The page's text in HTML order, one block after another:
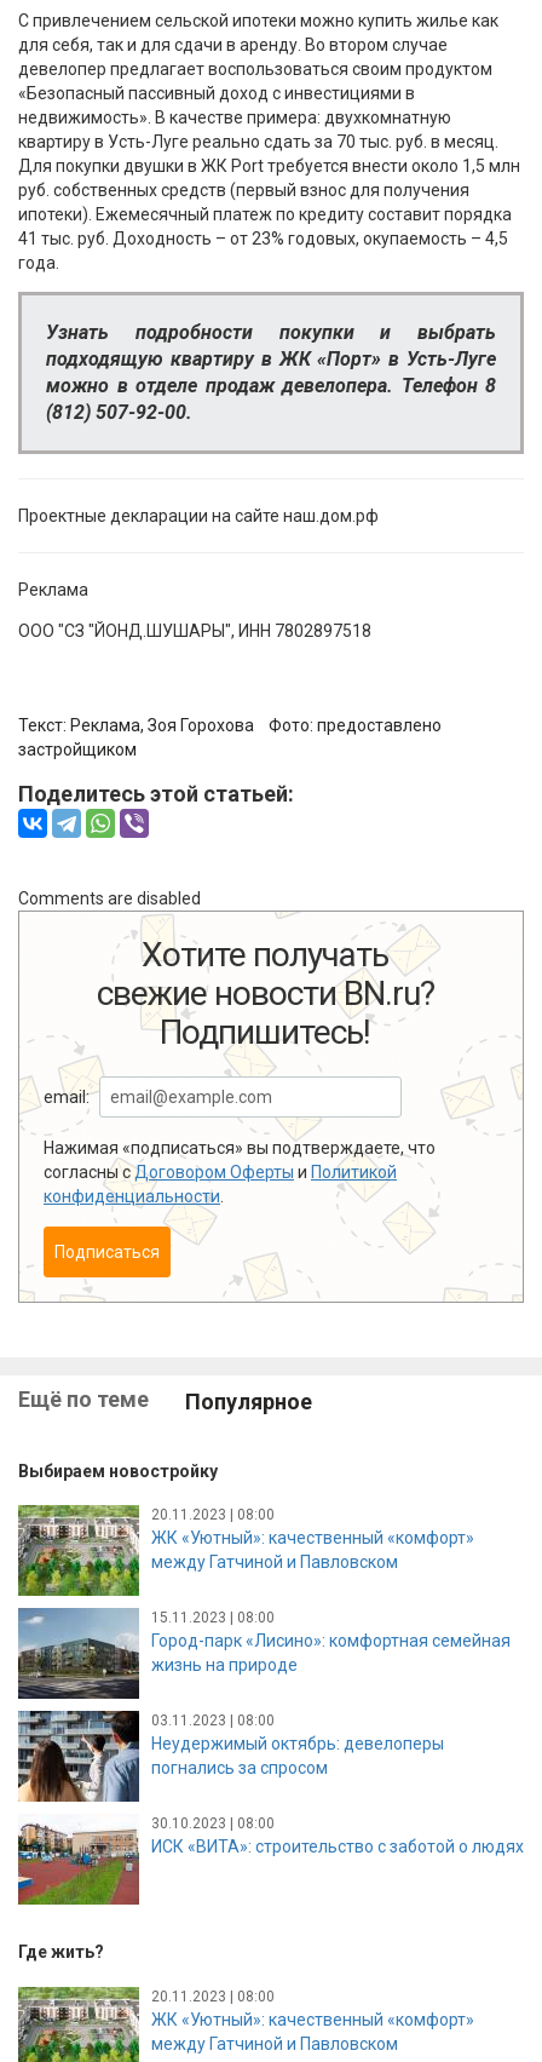
С привлечением сельской ипотеки можно купить жилье как
для себя, так и для сдачи в аренду. Во втором случае
девелопер предлагает воспользоваться своим продуктом
«Безопасный пассивный доход с инвестициями в
недвижимость». В качестве примера: двухкомнатную
квартиру в Усть-Луге реально сдать за 70 тыс. руб. в месяц.
Для покупки двушки в ЖК Port требуется внести около 1,5 млн
руб. собственных средств (первый взнос для получения
ипотеки). Ежемесячный платеж по кредиту составит порядка
41 тыс. руб. Доходность – от 23% годовых, окупаемость – 4,5
года.
Узнать подробности покупки и выбрать
подходящую квартиру в ЖК «Порт» в Усть-Луге
можно в отделе продаж девелопера. Телефон 8
(812) 507-92-00.
Проектные декларации на сайте наш.дом.рф
Реклама
ООО "СЗ "ЙОНД.ШУШАРЫ", ИНН 7802897518
Текст: Реклама, Зоя Горохова Фото: предоставлено
застройщиком
Поделитесь этой статьей:
Comments are disabled
Хотите получать
свежие новости BN.ru?
Подпишитесь!
email:
Нажимая «подписаться» вы подтверждаете, что
согласны сДоговором Оферты и Политикой
конфиденциальности
Подписаться
Ещё по теме Популярное
Выбираем новостройку
20.11.2023 | 08:00
ЖК «Уютный»: качественный «комфорт»
между Гатчиной и Павловском
15.11.2023 | 08:00
Город-парк «Лисино»: комфортная семейная
жизнь на природе
03.11.2023 | 08:00
Неудержимый октябрь: девелоперы
погнались за спросом
30.10.2023 | 08:00
ИСК «ВИТА»: строительство с заботой о людях
Где жить?
20.11.2023 | 08:00
ЖК «Уютный»: качественный «комфорт»
между Гатчиной и Павловском